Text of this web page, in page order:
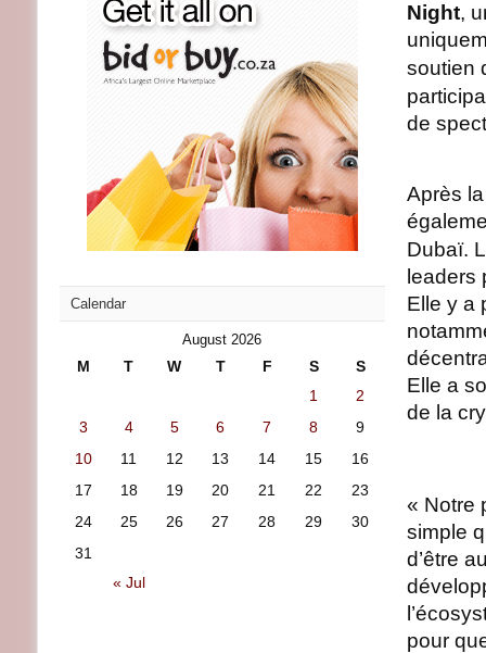
Night,
soutien
de
Après
Dubaï.
leaders
Elle y a
Elle a
de la
« Notre
simple
d’être
pour
Calendar
August 2026
M T W T F S S
« Jul
1
2
3
4 5 6 7 8
9
10
11 12 13 14 15
16
17
18 19 20 21 22
23
24
25 26 27 28 29
30
31